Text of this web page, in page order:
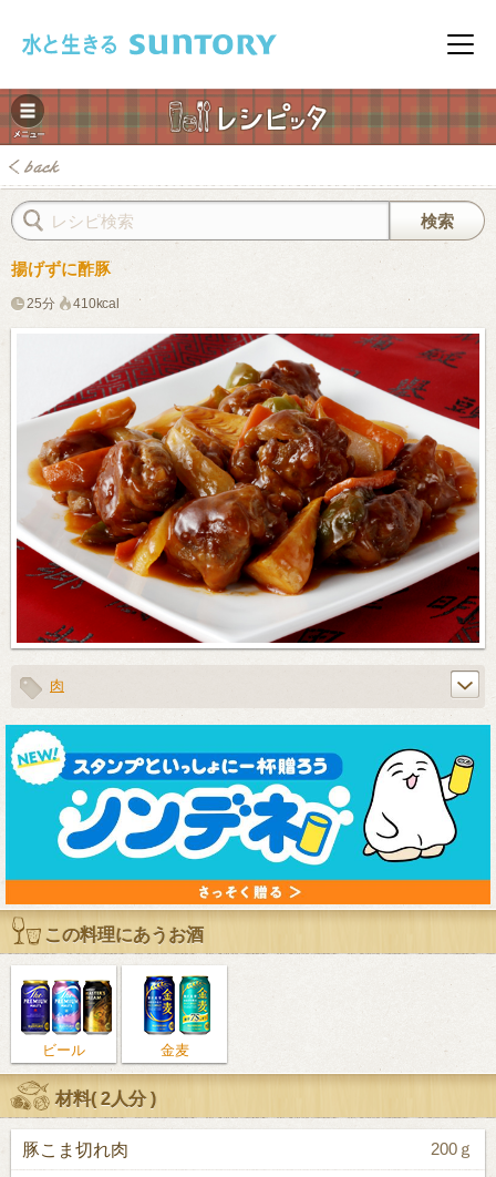
メニ
レシピ
揚げずに酢豚
25分 410kcal
肉
この料理にあうお酒
ビール 金麦
材料(2人分)
豚こま切れ肉 200ｇ